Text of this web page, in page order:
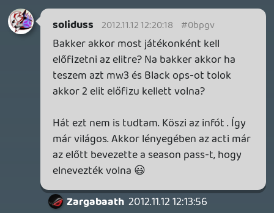
Oli G 2012.11.12 12:08:03
Oli G 2012.11.12 12:08:03 #0bpgo
Nade tegyük fel, én nem vettem meg az
elite előfizetést, hanem megvettem
hatszáz DLC-t külön az ezer darabból.
codos képességeim fejlesztése érdekében
mégis előfizetek egy évre, mert ugye ezt
ígérte az elite, hogy ha előfizetek, akkor
jobb játékossá válhatok. Két hónapja
megvettem az egy éves elite előfizut, erre
bejelentik, hogy ingyenes lesz. Ilyenkor mi
van?
(persze a fenti dolog, az csak kitaláció,